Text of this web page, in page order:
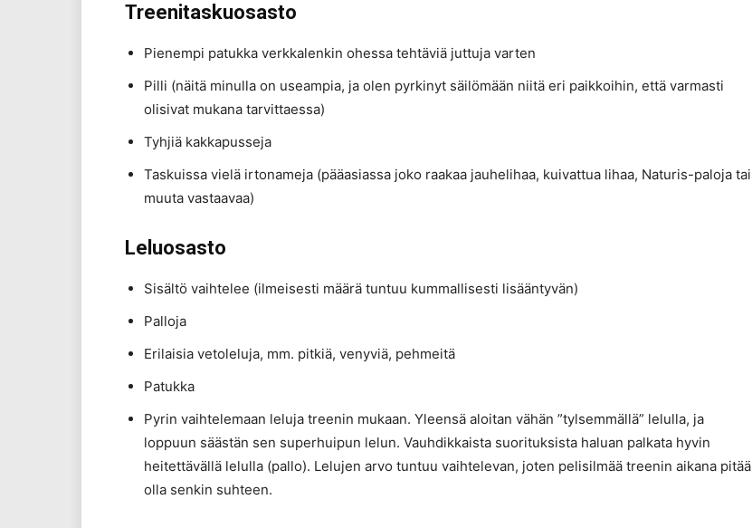
Treenitaskuosasto
Pienempi patukka verkkalenkin ohessa tehtäviä juttuja varten
Pilli (näitä minulla on useampia, ja olen pyrkinyt säilömään niitä eri paikkoihin, että varmasti
olisivat mukana tarvittaessa)
Tyhjiä kakkapusseja
Taskuissa vielä irtonameja (pääasiassa joko raakaa jauhelihaa, kuivattua lihaa, Naturis-paloja tai
muuta vastaavaa)
Leluosasto
Sisältö vaihtelee (ilmeisesti määrä tuntuu kummallisesti lisääntyvän)
Palloja
Erilaisia vetoleluja, mm. pitkiä, venyviä, pehmeitä
Patukka
Pyrin vaihtelemaan leluja treenin mukaan. Yleensä aloitan vähän ”tylsemmällä” lelulla, ja
loppuun säästän sen superhuipun lelun. Vauhdikkaista suorituksista haluan palkata hyvin
heitettävällä lelulla (pallo). Lelujen arvo tuntuu vaihtelevan, joten pelisilmää treenin aikana pitää
olla senkin suhteen.